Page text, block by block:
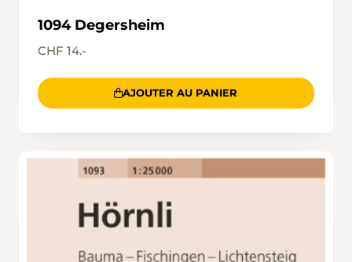
1094 Degersheim
CHF 14.-
AJOUTER AU PANIER